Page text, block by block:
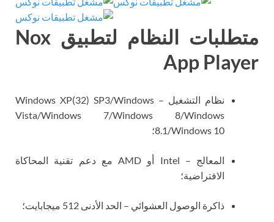
متطلبات النظام لتطبيق Nox
App Player
نظام التشغيل – Windows XP(32) SP3/Windows
Vista/Windows 7/Windows 8/Windows
8.1/Windows 10؛
المعالج – Intel أو AMD مع دعم تقنية المحاكاة
الافتراضية؛
ذاكرة الوصول العشوائي – الحد الأدنى 512 ميجابايت؛